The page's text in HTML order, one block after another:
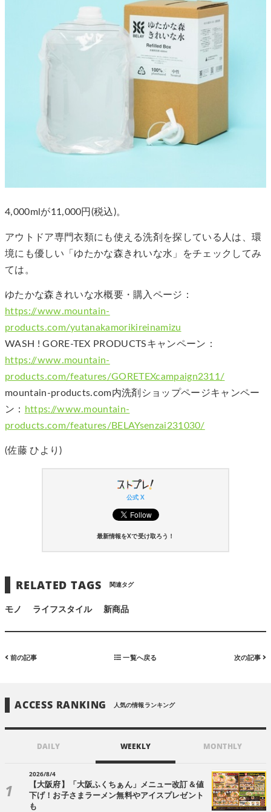
4,000mlが11,000円(税込)。
アウトドア専門衣類にも使える洗剤を探している人は、環
境にも優しい「ゆたかな森きれいな水」をチェックしてみ
ては。
ゆたかな森きれいな水概要・購入ページ：
https://www.mountain-
products.com/yutanakamorikireinamizu
WASH ! GORE-TEX PRODUCTSキャンペーン：
https://www.mountain-
products.com/features/GORETEXcampaign2311/
mountain-products.com内洗剤ショップページキャンペー
ン：
https://www.mountain-
products.com/features/BELAYsenzai231030/
(佐藤 ひより)
公式 X
最新情報をXで受け取ろう！
RELATED TAGS 関連タグ
モノ ライフスタイル 新商品
前の記事 一覧へ戻る 次の記事
ACCESS RANKING 人気の情報ランキング
DAILY WEEKLY MONTHLY
2026/8/4
【大阪府】「大阪ふくちぁん」メニュー改訂＆値
下げ！お子さまラーメン無料やアイスプレゼント
も